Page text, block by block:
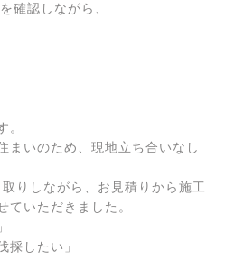
確認しながら、
。
まいのため、現地立ち合いなし
りしながら、お見積りから施工
ていただきました。
採したい」